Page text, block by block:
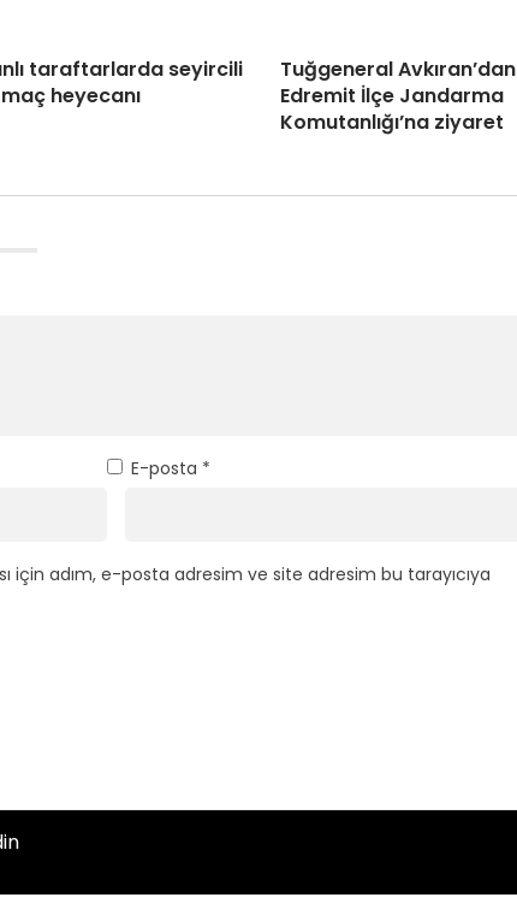
taraftarlarda seyircili
heyecanı
Tuğgeneral Avkıran’dan
Edremit İlçe Jandarma
Komutanlığı’na ziyaret
E-posta *
için adım, e-posta adresim ve site adresim bu tarayıcıya